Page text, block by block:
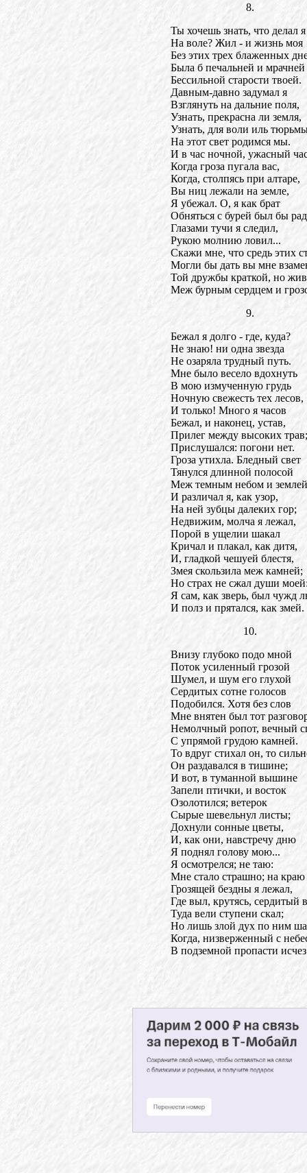
8.
Ты хочешь знать, что делал я
На воле? Жил - и жизнь моя
Без этих трех блаженных
Была б печальней и мрачней
Бессильной старости твоей.
Давным-давно задумал я
Взглянуть на дальние поля,
Узнать, прекрасна ли земля,
Узнать, для воли иль
На этот свет родимся мы.
И в час ночной, ужасный
Когда гроза пугала вас,
Когда, столпясь при алтаре,
Вы ниц лежали на земле,
Я убежал. О, я как брат
Обняться с бурей был бы
Глазами тучи я следил,
Рукою молнию ловил...
Скажи мне, что средь этих
Могли бы дать вы мне
Той дружбы краткой, но
Меж бурным сердцем и
9.
Бежал я долго - где, куда?
Не знаю! ни одна звезда
Не озаряла трудный путь.
Мне было весело вдохнуть
В мою измученную грудь
Ночную свежесть тех лесов,
И только! Много я часов
Бежал, и наконец, устав,
Прилег между высоких трав;
Прислушался: погони нет.
Гроза утихла. Бледный свет
Тянулся длинной полосой
Меж темным небом и
И различал я, как узор,
На ней зубцы далеких гор;
Недвижим, молча я лежал,
Порой в ущелии шакал
Кричал и плакал, как дитя,
И, гладкой чешуей блестя,
Змея скользила меж камней;
Но страх не сжал души
Я сам, как зверь, был чужд
И полз и прятался, как змей.
10.
Внизу глубоко подо мной
Поток усиленный грозой
Шумел, и шум его глухой
Сердитых сотне голосов
Подобился. Хотя без слов
Мне внятен был тот
Немолчный ропот, вечный
С упрямой грудою камней.
То вдруг стихал он, то
Он раздавался в тишине;
И вот, в туманной вышине
Запели птички, и восток
Озолотился; ветерок
Сырые шевельнул листы;
Дохнули сонные цветы,
И, как они, навстречу дню
Я поднял голову мою...
Я осмотрелся; не таю:
Мне стало страшно; на краю
Грозящей бездны я лежал,
Где выл, крутясь, сердитый
Туда вели ступени скал;
Но лишь злой дух по ним
Когда, низверженный с
В подземной пропасти